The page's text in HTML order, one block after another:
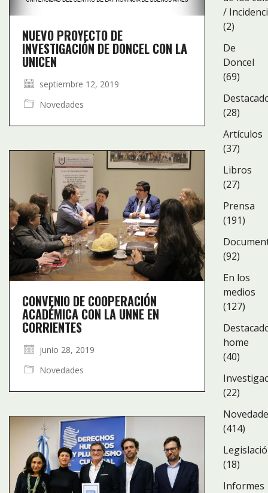
NUEVO PROYECTO DE
INVESTIGACIÓN DE DONCEL CON LA
UNICEN
septiembre 12, 2019
Novedades
CONVENIO DE COOPERACIÓN
ACADÉMICA CON LA UNNE EN
CORRIENTES
junio 28, 2019
Novedades
/
(2)
De
Doncel
(69)
(28)
Artículos
(37)
Libros
(27)
Prensa
(191)
(92)
En los
medios
(127)
home
(40)
(22)
(414)
(18)
Informes